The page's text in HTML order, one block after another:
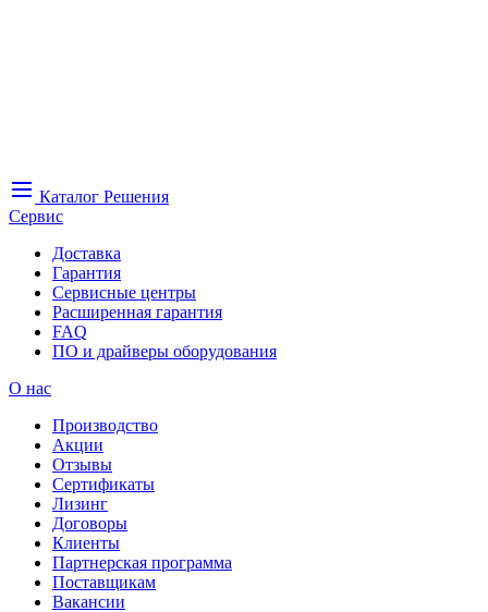
Каталог Решения
Сервис
Доставка
Гарантия
Сервисные центры
Расширенная гарантия
FAQ
ПО и драйверы оборудования
О нас
Производство
Акции
Отзывы
Сертификаты
Лизинг
Договоры
Клиенты
Партнерская программа
Поставщикам
Вакансии